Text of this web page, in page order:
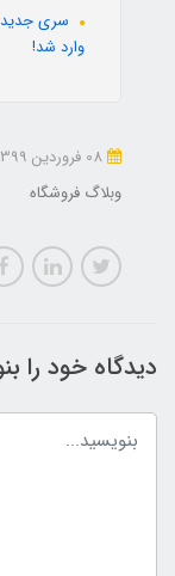
وارد شد!
وبلاگ فروشگاه
دیدگاه خود را